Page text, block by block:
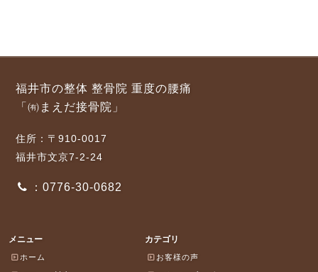
福井市の整体 整骨院 重度の腰痛
「㈲まえだ接骨院」
住所：〒910-0017
福井市文京7-2-24
：0776-30-0682
メニュー
ホーム
カテゴリ
お客様の声